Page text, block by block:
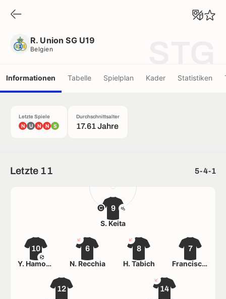
R. Union SG U19
Belgien
Informationen Tabelle Spielplan Kader Statistiken
Letzte Spiele
N U N N S
Durchschnittsalter
17.61 Jahre
Letzte 11 5-4-1
12
14
10
Y. Hamoutahar
6
N. Recchia
8
H. Tabich
7
Francisco Rosado
9
S. Keita